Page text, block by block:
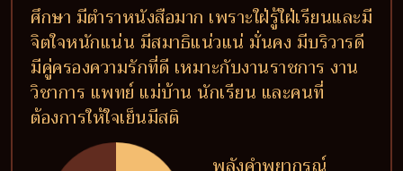
ศึกษา มีตำราหนังสือมาก เพราะใฝ่รู้ใฝ่เรียนและมี
จิตใจหนักแน่น มีสมาธิแน่วแน่ มั่นคง มีบริวารดี
มีคู่ครองความรักที่ดี เหมาะกับงานราชการ งาน
วิชาการ แพทย์ แม่บ้าน นักเรียน และคนที่
ต้องการให้ใจเย็นมีสติ